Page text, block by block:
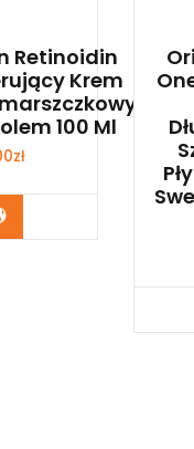
Retinoidin
Krem
100 Ml
zł
Zobacz